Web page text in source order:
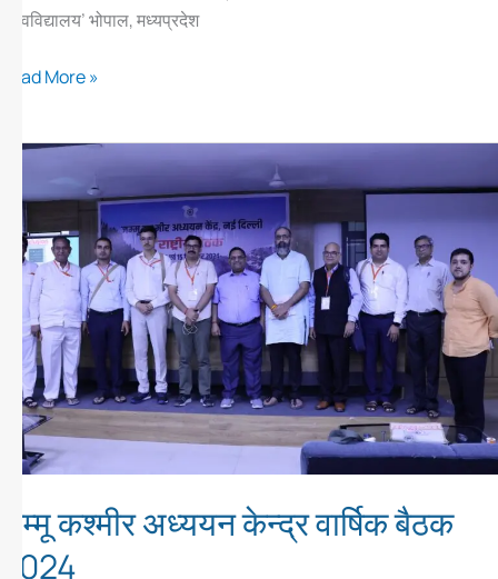
विश्वविद्यालय’ भोपाल, मध्यप्रदेश
Read More »
जम्मू कश्मीर अध्ययन केन्द्र वार्षिक बैठक
2024
जम्मू
अध्ययन
केन्द्र
वार्षिक
बैठक
2024